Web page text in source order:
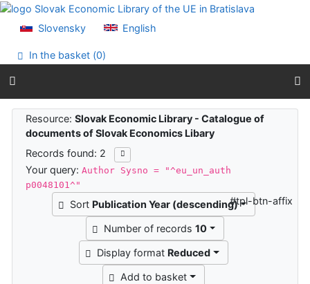
Go to content
Accessibility declaration
Slovensky English
In the basket (0)
Search results
Resource:Slovak Economic Library - Catalogue of
documents of Slovak Economics Libary
Records found: 2
Your query:Author Sysno = "^eu_un_auth
p0048101^"
Sort Publication Year (descending)
Number of records 10
Display format Reduced
Add to basket
#tpl-btn-affix